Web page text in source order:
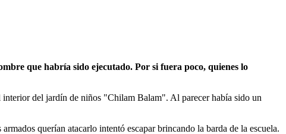
que habría sido ejecutado. Por si fuera poco, quienes lo
interior del jardín de niños "Chilam Balam". Al parecer había sido un
querían atacarlo intentó escapar brincando la barda de la escuela.